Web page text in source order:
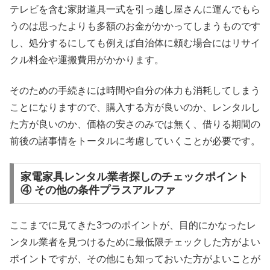
テレビを含む家財道具一式を引っ越し屋さんに運んでもら
うのは思ったよりも多額のお金がかかってしまうものです
し、処分するにしても例えば自治体に頼む場合にはリサイ
クル料金や運搬費用がかかります。
そのための手続きには時間や自分の体力も消耗してしまう
ことになりますので、購入する方が良いのか、レンタルし
た方が良いのか、価格の安さのみでは無く、借りる期間の
前後の諸事情をトータルに考慮していくことが必要です。
家電家具レンタル業者探しのチェックポイント
④ その他の条件プラスアルファ
ここまでに見てきた3つのポイントが、目的にかなったレ
ンタル業者を見つけるために最低限チェックした方がよい
ポイントですが、その他にも知っておいた方がよいことが